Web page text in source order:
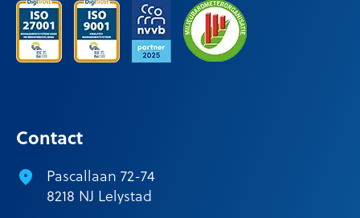
Contact
Pascallaan 72-74
8218 NJ Lelystad